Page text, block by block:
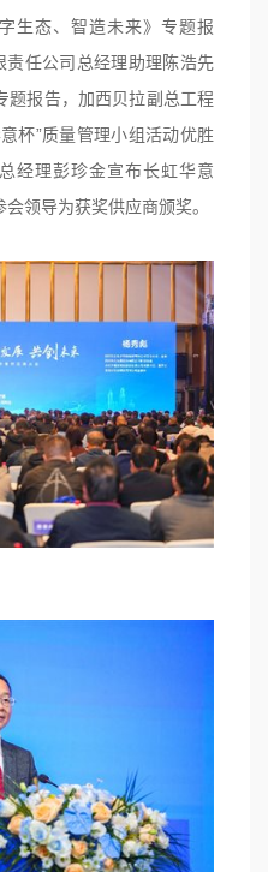
生态、智造未来》专题报
责任公司总经理助理陈浩先
题报告，加西贝拉副总工程
杯”质量管理小组活动优胜
经理彭珍金宣布长虹华意
领导为获奖供应商颁奖。